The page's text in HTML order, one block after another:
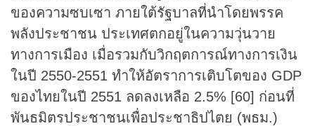
ของความซบเซา ภายใต้รัฐบาลที่นำโดยพรรค
พลังประชาชน ประเทศตกอยู่ในความวุ่นวาย
ทางการเมือง เมื่อรวมกับวิกฤตการณ์ทางการเงิน
ในปี 2550-2551 ทำให้อัตราการเติบโตของ GDP
ของไทยในปี 2551 ลดลงเหลือ 2.5% [60] ก่อนที่
พันธมิตรประชาชนเพื่อประชาธิปไตย (พธม.)